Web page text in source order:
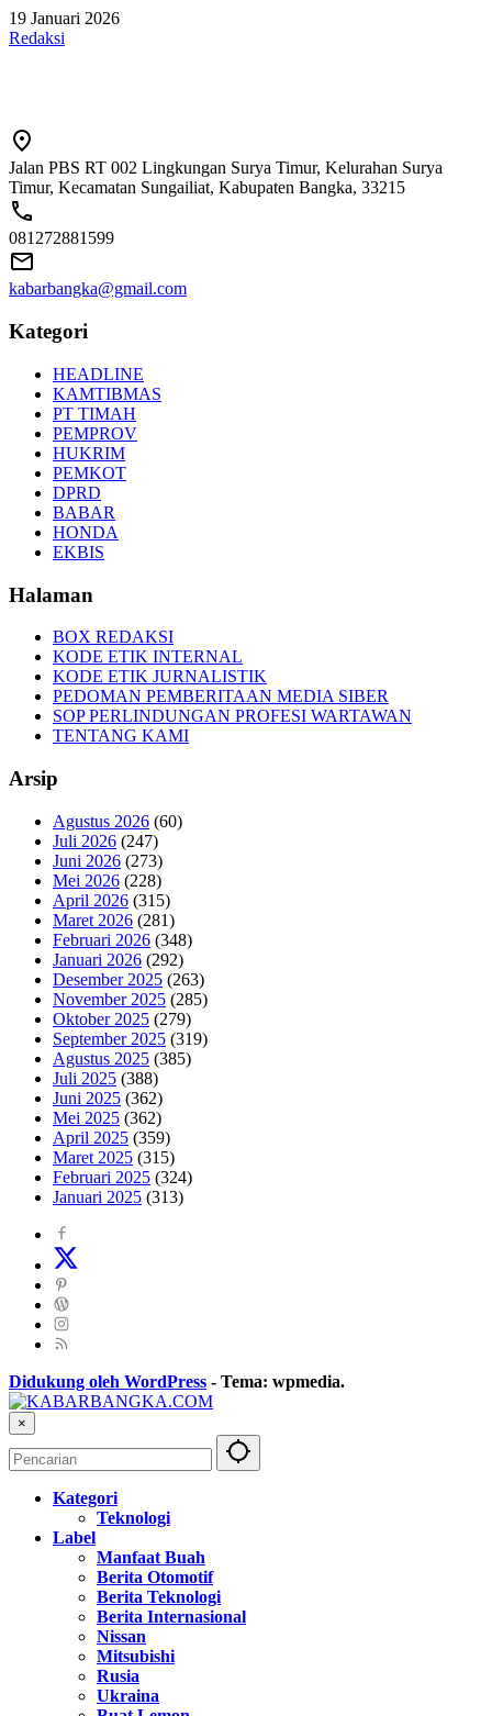
19 Januari 2026
Redaksi
Jalan PBS RT 002 Lingkungan Surya Timur, Kelurahan Surya
Timur, Kecamatan Sungailiat, Kabupaten Bangka, 33215
081272881599
kabarbangka@gmail.com
Kategori
HEADLINE
KAMTIBMAS
PT TIMAH
PEMPROV
HUKRIM
PEMKOT
DPRD
BABAR
HONDA
EKBIS
Halaman
BOX REDAKSI
KODE ETIK INTERNAL
KODE ETIK JURNALISTIK
PEDOMAN PEMBERITAAN MEDIA SIBER
SOP PERLINDUNGAN PROFESI WARTAWAN
TENTANG KAMI
Arsip
Agustus 2026 (60)
Juli 2026 (247)
Juni 2026 (273)
Mei 2026 (228)
April 2026 (315)
Maret 2026 (281)
Februari 2026 (348)
Januari 2026 (292)
Desember 2025 (263)
November 2025 (285)
Oktober 2025 (279)
September 2025 (319)
Agustus 2025 (385)
Juli 2025 (388)
Juni 2025 (362)
Mei 2025 (362)
April 2025 (359)
Maret 2025 (315)
Februari 2025 (324)
Januari 2025 (313)
Didukung oleh WordPress - Tema: wpmedia.
×
Kategori
Teknologi
Label
Manfaat Buah
Berita Otomotif
Berita Teknologi
Berita Internasional
Nissan
Mitsubishi
Rusia
Ukraina